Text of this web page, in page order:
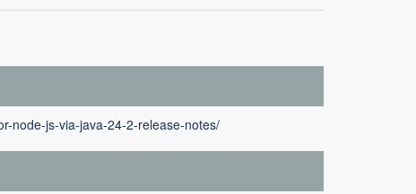
node-js-via-java-24-2-release-notes/